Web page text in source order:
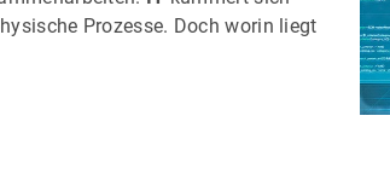
Prozesse. Doch worin liegt